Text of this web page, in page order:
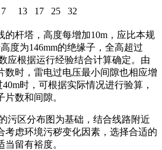
7 13 17 25 32
的杆塔，高度每增加10m，应比本规
度为146mm的绝缘子，全高超过
应根据运行经验结合计算确定。由
数时，雷电过电压最小间隙也相应增
时，可根据实际情况进行验算，
数和间隙。
污区分布图为基础，结合线路附近
考虑环境污秽变化因素，选择合适的
留有裕度。